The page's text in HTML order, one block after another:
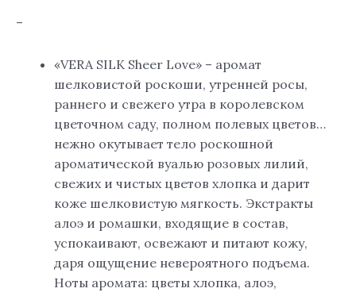
–
«VERA SILK Sheer Love» – аромат
шелковистой роскоши, утренней росы,
раннего и свежего утра в королевском
цветочном саду, полном полевых цветов…
нежно окутывает тело роскошной
ароматической вуалью розовых лилий,
свежих и чистых цветов хлопка и дарит
коже шелковистую мягкость. Экстракты
алоэ и ромашки, входящие в состав,
успокаивают, освежают и питают кожу,
даря ощущение невероятного подъема.
Ноты аромата: цветы хлопка, алоэ,